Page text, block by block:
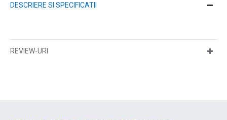
DESCRIERE SI SPECIFICATII
REVIEW-URI